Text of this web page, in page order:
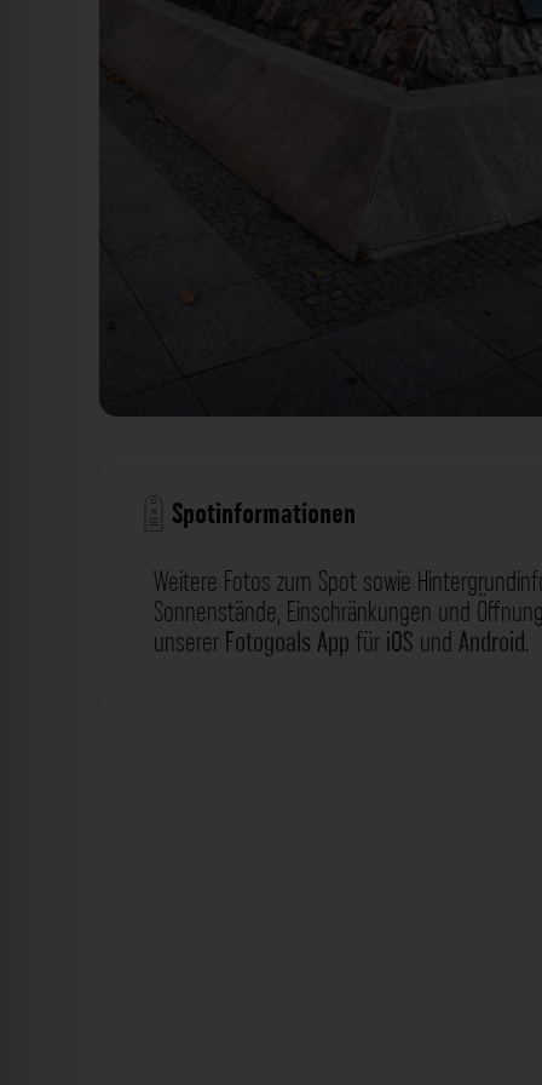
Spotinformationen
Weitere Fotos zum Spot sowie
Sonnenstände, Einschränkungen und
unsererFotogoals AppfüriOS undAndroid.